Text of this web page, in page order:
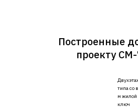
типа со
м жилой
ключ
Построенные
проекту